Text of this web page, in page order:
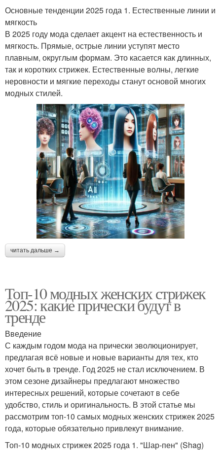
Основные тенденции 2025 года 1. Естественные линии и
мягкость
В 2025 году мода сделает акцент на естественность и
мягкость. Прямые, острые линии уступят место
плавным, округлым формам. Это касается как длинных,
так и коротких стрижек. Естественные волны, легкие
неровности и мягкие переходы станут основой многих
модных стилей.
читать дальше →
Топ-10 модных женских стрижек
2025: какие прически будут в
тренде
Введение
С каждым годом мода на прически эволюционирует,
предлагая всё новые и новые варианты для тех, кто
хочет быть в тренде. Год 2025 не стал исключением. В
этом сезоне дизайнеры предлагают множество
интересных решений, которые сочетают в себе
удобство, стиль и оригинальность. В этой статье мы
рассмотрим топ-10 самых модных женских стрижек 2025
года, которые обязательно привлекут внимание.
Топ-10 модных стрижек 2025 года 1. "Шар-пен" (Shag)